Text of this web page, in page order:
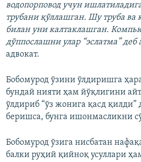
водопорповод учун
трубани қўллашган. Шу труба
билан уни калтаклашган.
дўппослашни улар “эслатма” деб
адвокат.
Бобомурод ўзини ўлдиришга
бундай нияти ҳам йўқлигини
ўлдириб “ўз жонига қасд қилди”
беришса, бунга ишонмасликни
Бобомурод ўзига нисбатан
балки руҳий қийноқ усуллари